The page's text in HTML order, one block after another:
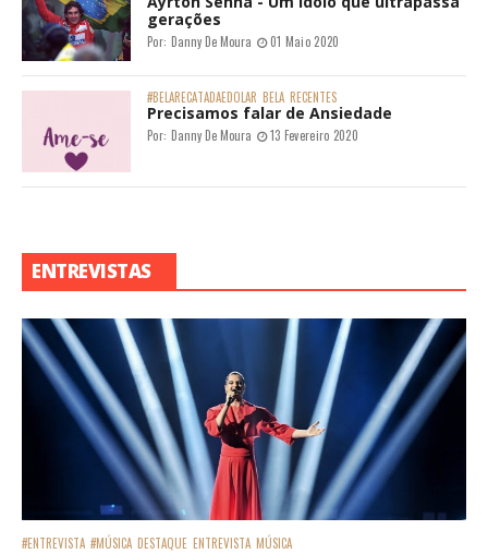
gerações
Por: Danny De Moura 01 Maio 2020
#BELARECATADAEDOLAR BELA RECENTES
Precisamos falar de Ansiedade
Por: Danny De Moura 13 Fevereiro 2020
ENTREVISTAS
#ENTREVISTA #MÚSICA DESTAQUE ENTREVISTA MÚSICA